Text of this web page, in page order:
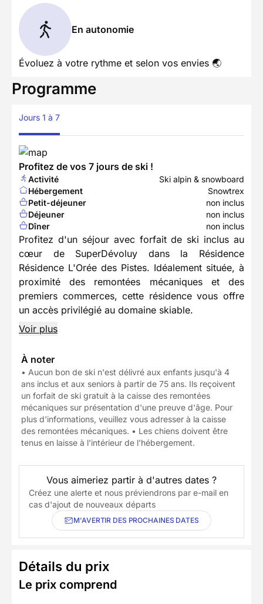
En autonomie
Évoluez à votre rythme et selon vos envies 🌏
Programme
Jours 1 à 7
Profitez de vos 7 jours de ski !
Activité
Ski alpin & snowboard
Hébergement
Snowtrex
Petit-déjeuner
non inclus
Déjeuner
non inclus
Dîner
non inclus
Profitez d'un séjour avec forfait de ski inclus au
cœur de SuperDévoluy dans la Résidence
Résidence L'Orée des Pistes. Idéalement située, à
proximité des remontées mécaniques et des
premiers commerces, cette résidence vous offre
un accès privilégié au domaine skiable.
Voir plus
À noter
• Aucun bon de ski n'est délivré aux enfants jusqu'à 4
ans inclus et aux seniors à partir de 75 ans. Ils reçoivent
un forfait de ski gratuit à la caisse des remontées
mécaniques sur présentation d'une preuve d'âge. Pour
plus d'informations, veuillez vous adresser à la caisse
des remontées mécaniques. • Les chiens doivent être
tenus en laisse à l'intérieur de l'hébergement.
Vous aimeriez partir à d'autres dates ?
Créez une alerte et nous préviendrons par e-mail en
cas d'ajout de nouveaux départs
M'AVERTIR DES PROCHAINES DATES
Détails du prix
Le prix comprend